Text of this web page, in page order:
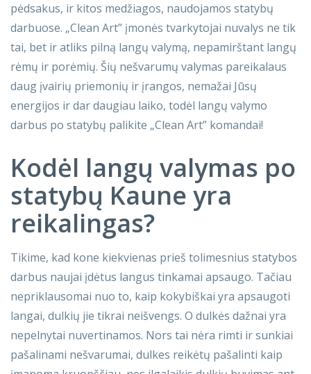
pėdsakus, ir kitos medžiagos, naudojamos statybų
darbuose. „Clean Art” įmonės tvarkytojai nuvalys ne tik
tai, bet ir atliks pilną langų valymą, nepamirštant langų
rėmų ir porėmių. Šių nešvarumų valymas pareikalaus
daug įvairių priemonių ir įrangos, nemažai Jūsų
energijos ir dar daugiau laiko, todėl langų valymo
darbus po statybų palikite „Clean Art” komandai!
Kodėl langų valymas po
statybų Kaune yra
reikalingas?
Tikime, kad kone kiekvienas prieš tolimesnius statybos
darbus naujai įdėtus langus tinkamai apsaugo. Tačiau
nepriklausomai nuo to, kaip kokybiškai yra apsaugoti
langai, dulkių jie tikrai neišvengs. O dulkės dažnai yra
nepelnytai nuvertinamos. Nors tai nėra rimti ir sunkiai
pašalinami nešvarumai, dulkes reikėtų pašalinti kaip